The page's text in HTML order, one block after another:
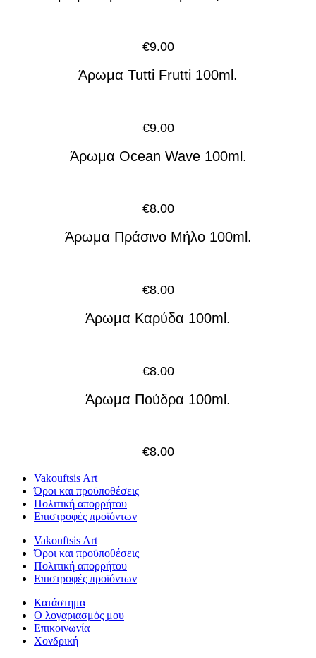
€9.00
Άρωμα Tutti Frutti 100ml.
€9.00
Άρωμα Ocean Wave 100ml.
€8.00
Άρωμα Πράσινο Μήλο 100ml.
€8.00
Άρωμα Καρύδα 100ml.
€8.00
Άρωμα Πούδρα 100ml.
€8.00
Vakouftsis Art
Όροι και προϋποθέσεις
Πολιτική απορρήτου
Επιστροφές προϊόντων
Vakouftsis Art
Όροι και προϋποθέσεις
Πολιτική απορρήτου
Επιστροφές προϊόντων
Κατάστημα
Ο λογαριασμός μου
Επικοινωνία
Χονδρική